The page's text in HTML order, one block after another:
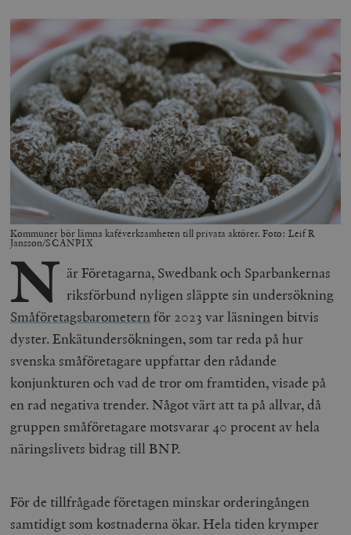
Kommuner bör lämna kaféverksamheten till privata aktörer. Foto: Leif R
Jansson/SCANPIX
N är Företagarna, Swedbank och Sparbankernas
riksförbund nyligen släppte sin undersökning
Småföretagsbarometernför 2023 var läsningen bitvis
dyster. Enkätundersökningen, som tar reda på hur
svenska småföretagare uppfattar den rådande
konjunkturen och vad de tror om framtiden, visade på
en rad negativa trender. Något värt att ta på allvar, då
gruppen småföretagare motsvarar 40 procent av hela
näringslivets bidrag till BNP.
För de tillfrågade företagen minskar orderingången
samtidigt som kostnaderna ökar. Hela tiden krymper